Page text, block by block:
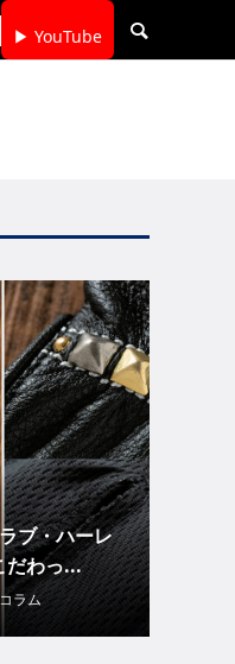
▶ YouTube
ブ・ハーレ
だわっ...
コラム